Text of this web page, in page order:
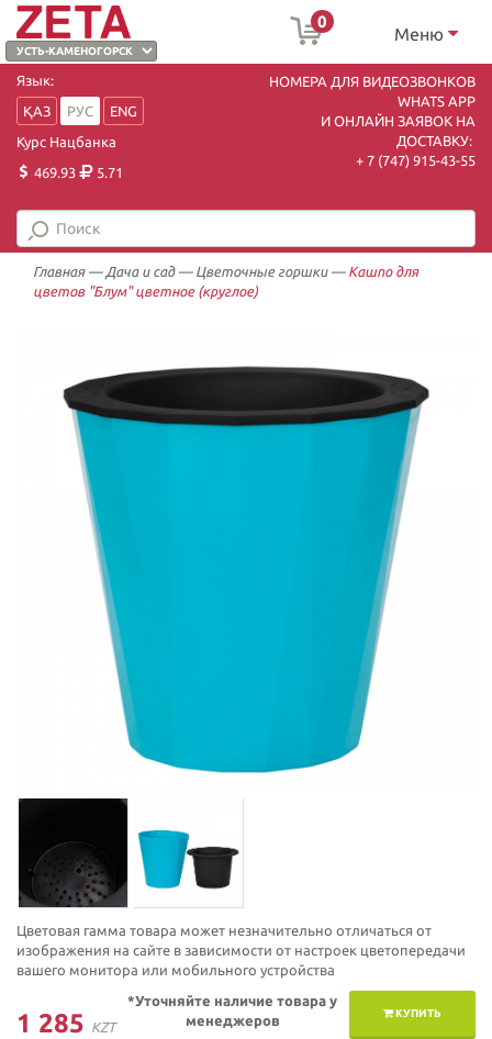
0
Меню
Язык:
ҚАЗ
РУС
ENG
Курс Нацбанка
469.93
5.71
НОМЕРА ДЛЯ ВИДЕОЗВОНКОВ
WHATS APP
И ОНЛАЙН ЗАЯВОК НА
ДОСТАВКУ:
+ 7 (747) 915-43-55
Главная— Дача и сад— Цветочные горшки— Кашпо для
цветов "Блум" цветное (круглое)
Цветовая гамма товара может незначительно отличаться от
изображения на сайте в зависимости от настроек цветопередачи
вашего монитора или мобильного устройства
1 285 KZT
КУПИТЬ
*Уточняйте наличие товара у
менеджеров